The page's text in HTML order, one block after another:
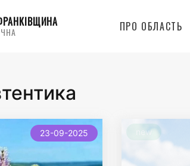
ПРО ОБЛАСТЬ
23-09-2025 new